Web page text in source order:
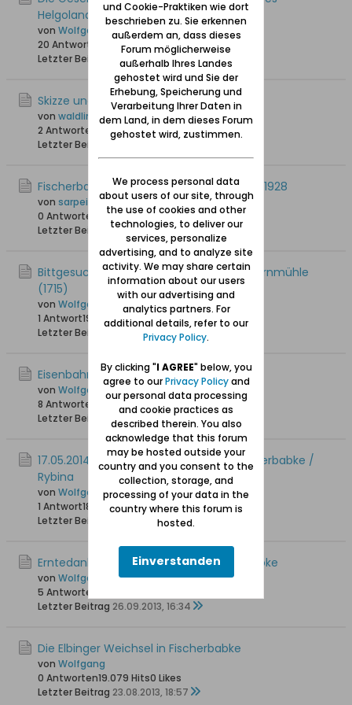
Helgoland
von Wolfgang
20 Antworten
37.897 Hits0 Likes
Letzter Beitrag
05.12.2022, 19:25
Skizze und Luftaufnahme Fischerbabke
von waldling +6.8.2023
2 Antworten
9.115 Hits0 Likes
Letzter Beitrag
03.07.2020, 19:19
Fischerbabke - Haushaltsvorstände 1927/1928
von sarpei
0 Antworten
20.037 Hits0 Likes
Letzter Beitrag
21.04.2016, 08:18
Bittgesuch der Fischerbabker um eine Kornmühle
(1715)
von Wolfgang
1 Antwort19.501 Hits0 Likes
Letzter Beitrag
03.02.2016, 12:53
Eisenbahndrehbrücke Fischerbabke
von Wolfgang
8 Antworten
26.706 Hits
0 Likes
Letzter Beitrag
11.01.2015, 20:47
17.05.2014: Eröffnung Jachthafen in Fischerbabke /
Rybina
von Wolfgang
1 Antwort18.302 Hits0 Likes
Letzter Beitrag
18.05.2014, 10:04
Erntedankfest auf Helgoland / Fischerbabke
von Wolfgang
5 Antworten
Letzter Beitrag 26.09.2013, 16:34
Die Elbinger Weichsel in Fischerbabke
von Wolfgang
0 Antworten19.079 Hits0 Likes
Letzter Beitrag 23.08.2013, 18:57
und Cookie-Praktiken wie dort
beschrieben zu. Sie erkennen
außerdem an, dass dieses
Forum möglicherweise
außerhalb Ihres Landes
gehostet wird und Sie der
Erhebung, Speicherung und
Verarbeitung Ihrer Daten in
dem Land, in dem dieses Forum
gehostet wird, zustimmen.
We process personal data
about users of our site, through
the use of cookies and other
technologies, to deliver our
services, personalize
advertising, and to analyze site
activity. We may share certain
information about our users
with our advertising and
analytics partners. For
additional details, refer to our
Privacy Policy.
By clicking "I AGREE" below, you
agree to ourPrivacy Policyand
our personal data processing
and cookie practices as
described therein. You also
acknowledge that this forum
may be hosted outside your
country and you consent to the
collection, storage, and
processing of your data in the
country where this forum is
hosted.
Einverstanden